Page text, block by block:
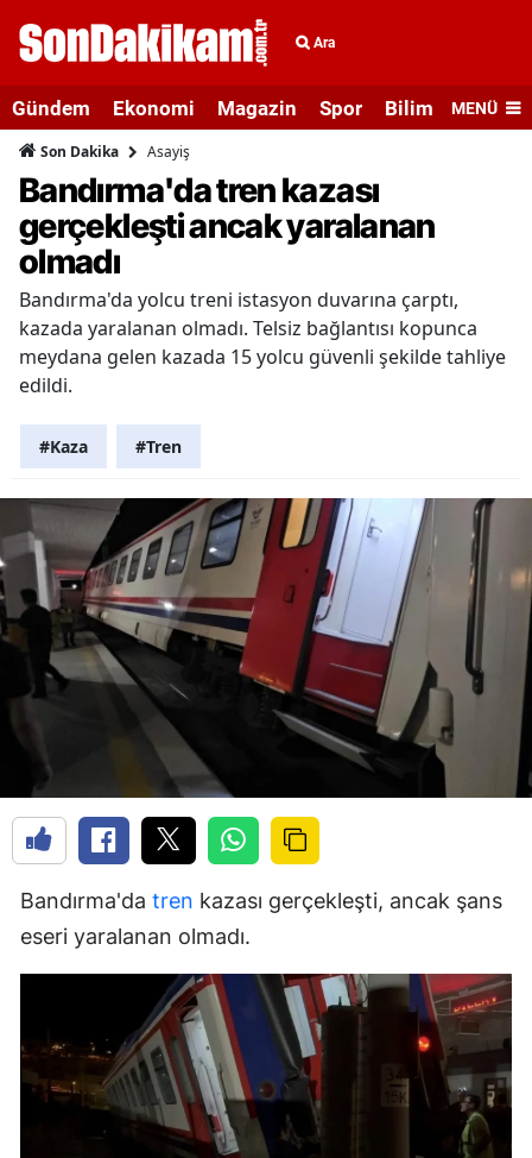
Ara
Gündem Ekonomi Magazin Spor Bilim veMENÜ
Son Dakika Asayiş
Bandırma'da tren kazası
gerçekleşti ancak yaralanan
olmadı
Bandırma'da yolcu treni istasyon duvarına çarptı,
kazada yaralanan olmadı. Telsiz bağlantısı kopunca
meydana gelen kazada 15 yolcu güvenli şekilde tahliye
edildi.
#Kaza #Tren
Bandırma'da tren kazası gerçekleşti, ancak şans
eseri yaralanan olmadı.